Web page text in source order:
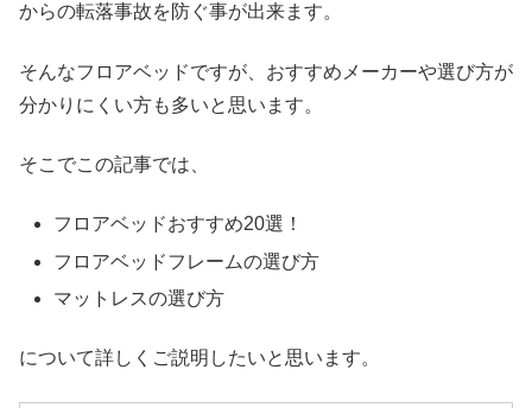
からの転落事故を防ぐ事が出来ます。
そんなフロアベッドですが、おすすめメーカーや選び方が
分かりにくい方も多いと思います。
そこでこの記事では、
フロアベッドおすすめ20選！
フロアベッドフレームの選び方
マットレスの選び方
について詳しくご説明したいと思います。